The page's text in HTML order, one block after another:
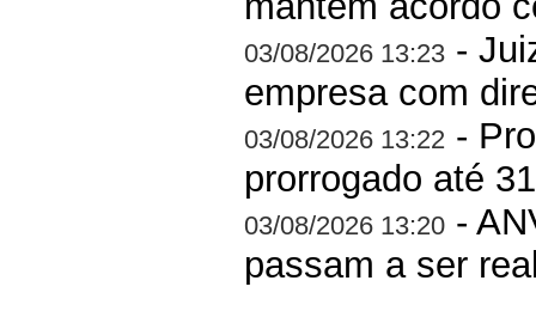
03/08/2026 13:23 -
empresa com
03/08/2026 13:22 -
prorrogado até
03/08/2026 13:20 -
passam a ser